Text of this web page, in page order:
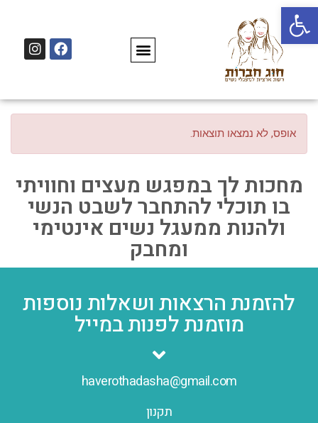
פתח סרגל נגישות
אופס, לא נמצאו תוצאות.
מחכות לך במפגש מעצים וחוויתי
בו תוכלי להתחבר לשבט הנשי
ולהנות ממעגל נשים אינטימי
ומחבק
להזמנת הרצאות ושאלות נוספות
מוזמנת לפנות במייל
haverothadasha@gmail.com
תקנון